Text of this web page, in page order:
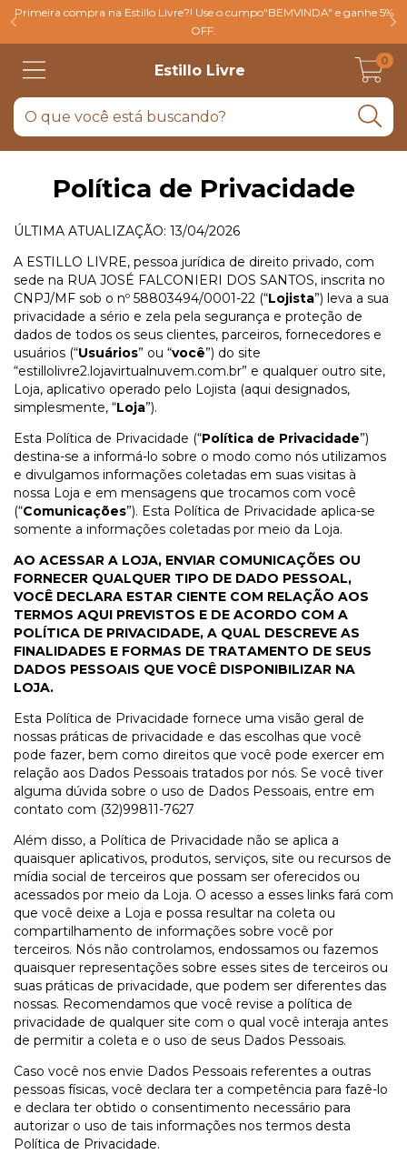
Primeira compra na Estillo Livre?! Use o cumpo"BEMVINDA" e ganhe 5%
OFF.
Estillo Livre
0
Política de Privacidade
ÚLTIMA ATUALIZAÇÃO: 13/04/2026
A ESTILLO LIVRE, pessoa jurídica de direito privado, com
sede na RUA JOSÉ FALCONIERI DOS SANTOS, inscrita no
CNPJ/MF sob o nº 58803494/0001-22 (“Lojista”) leva a sua
privacidade a sério e zela pela segurança e proteção de
dados de todos os seus clientes, parceiros, fornecedores e
usuários (“Usuários” ou “você”) do site
“estillolivre2.lojavirtualnuvem.com.br” e qualquer outro site,
Loja, aplicativo operado pelo Lojista (aqui designados,
simplesmente, “Loja”).
Esta Política de Privacidade (“Política de Privacidade”)
destina-se a informá-lo sobre o modo como nós utilizamos
e divulgamos informações coletadas em suas visitas à
nossa Loja e em mensagens que trocamos com você
(“Comunicações”). Esta Política de Privacidade aplica-se
somente a informações coletadas por meio da Loja.
AO ACESSAR A LOJA, ENVIAR COMUNICAÇÕES OU
FORNECER QUALQUER TIPO DE DADO PESSOAL,
VOCÊ DECLARA ESTAR CIENTE COM RELAÇÃO AOS
TERMOS AQUI PREVISTOS E DE ACORDO COM A
POLÍTICA DE PRIVACIDADE, A QUAL DESCREVE AS
FINALIDADES E FORMAS DE TRATAMENTO DE SEUS
DADOS PESSOAIS QUE VOCÊ DISPONIBILIZAR NA
LOJA.
Esta Política de Privacidade fornece uma visão geral de
nossas práticas de privacidade e das escolhas que você
pode fazer, bem como direitos que você pode exercer em
relação aos Dados Pessoais tratados por nós. Se você tiver
alguma dúvida sobre o uso de Dados Pessoais, entre em
contato com (32)99811-7627
Além disso, a Política de Privacidade não se aplica a
quaisquer aplicativos, produtos, serviços, site ou recursos de
mídia social de terceiros que possam ser oferecidos ou
acessados por meio da Loja. O acesso a esses links fará com
que você deixe a Loja e possa resultar na coleta ou
compartilhamento de informações sobre você por
terceiros. Nós não controlamos, endossamos ou fazemos
quaisquer representações sobre esses sites de terceiros ou
suas práticas de privacidade, que podem ser diferentes das
nossas. Recomendamos que você revise a política de
privacidade de qualquer site com o qual você interaja antes
de permitir a coleta e o uso de seus Dados Pessoais.
Caso você nos envie Dados Pessoais referentes a outras
pessoas físicas, você declara ter a competência para fazê-lo
e declara ter obtido o consentimento necessário para
autorizar o uso de tais informações nos termos desta
Política de Privacidade.